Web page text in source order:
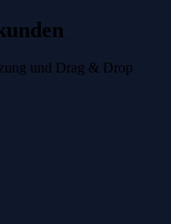
und Drag & Drop